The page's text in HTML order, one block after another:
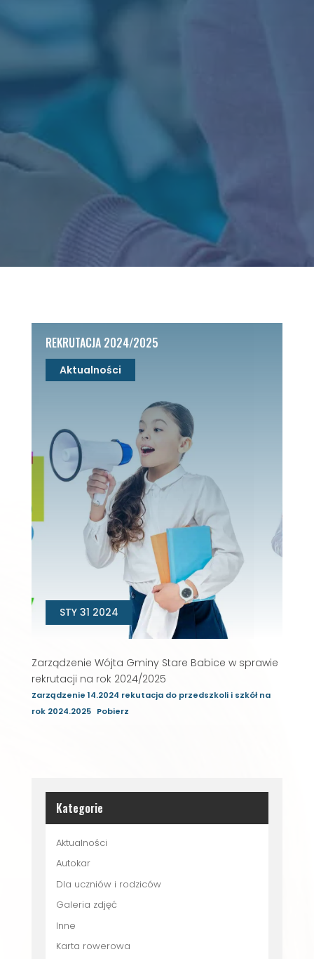
REKRUTACJA 2024/2025
STY 31 2024
Aktualności
Zarządzenie Wójta Gminy Stare Babice w sprawie
rekrutacji na rok 2024/2025
Zarządzenie 14.2024 rekutacja do przedszkoli i szkół na
rok 2024.2025 Pobierz
Kategorie
Aktualności
Autokar
Dla uczniów i rodziców
Galeria zdjęć
Inne
Karta rowerowa